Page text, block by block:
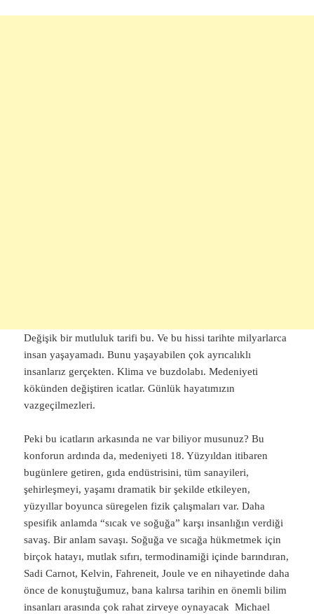
Değişik bir mutluluk tarifi bu. Ve bu hissi tarihte milyarlarca
insan yaşayamadı. Bunu yaşayabilen çok ayrıcalıklı
insanlarız gerçekten. Klima ve buzdolabı. Medeniyeti
kökünden değiştiren icatlar. Günlük hayatımızın
vazgeçilmezleri.
Peki bu icatların arkasında ne var biliyor musunuz? Bu
konforun ardında da, medeniyeti 18. Yüzyıldan itibaren
bugünlere getiren, gıda endüstrisini, tüm sanayileri,
şehirleşmeyi, yaşamı dramatik bir şekilde etkileyen,
yüzyıllar boyunca süregelen fizik çalışmaları var. Daha
spesifik anlamda “sıcak ve soğuğa” karşı insanlığın verdiği
savaş. Bir anlam savaşı. Soğuğa ve sıcağa hükmetmek için
birçok hatayı, mutlak sıfırı, termodinamiği içinde barındıran,
Sadi Carnot, Kelvin, Fahreneit, Joule ve en nihayetinde daha
önce de konuştuğumuz, bana kalırsa tarihin en önemli bilim
insanları arasında çok rahat zirveye oynayacak Michael